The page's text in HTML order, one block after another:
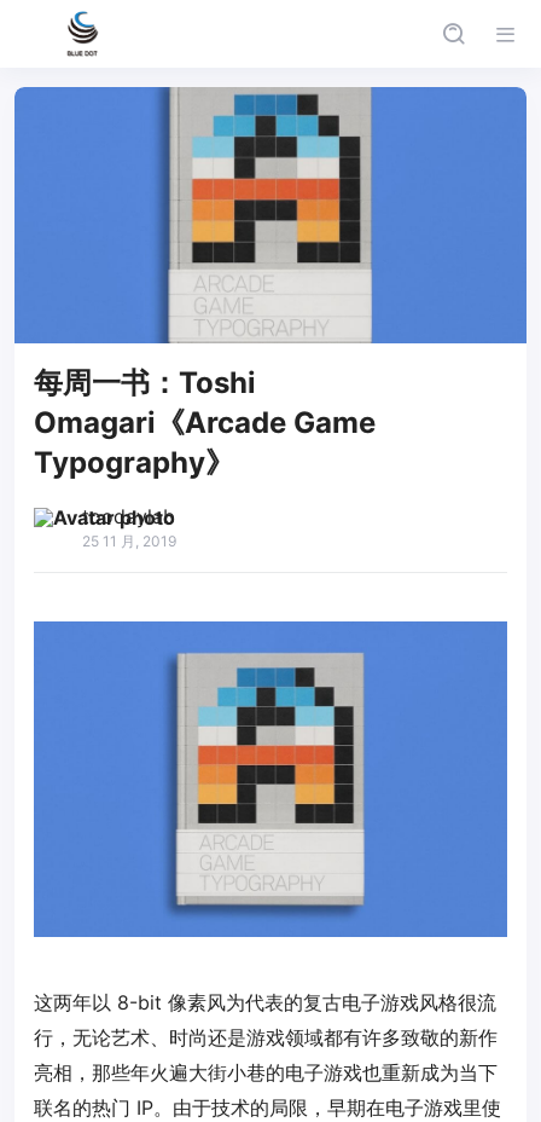
每周一书：Toshi
Omagari《Arcade Game
Typography》
toodaylab
25 11 月, 2019
这两年以 8-bit 像素风为代表的复古电子游戏风格很流
行，无论艺术、时尚还是游戏领域都有许多致敬的新作
亮相，那些年火遍大街小巷的电子游戏也重新成为当下
联名的热门 IP。由于技术的局限，早期在电子游戏里使